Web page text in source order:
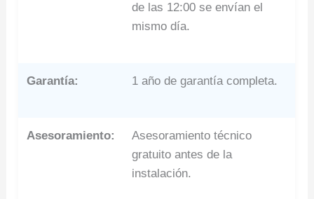
de las 12:00 se envían el
mismo día.
Garantía: 1 año de garantía completa.
Asesoramiento:
Asesoramiento técnico
gratuito antes de la
instalación.